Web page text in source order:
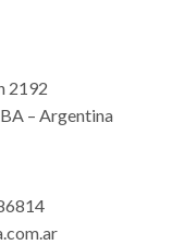
2192
– Argentina